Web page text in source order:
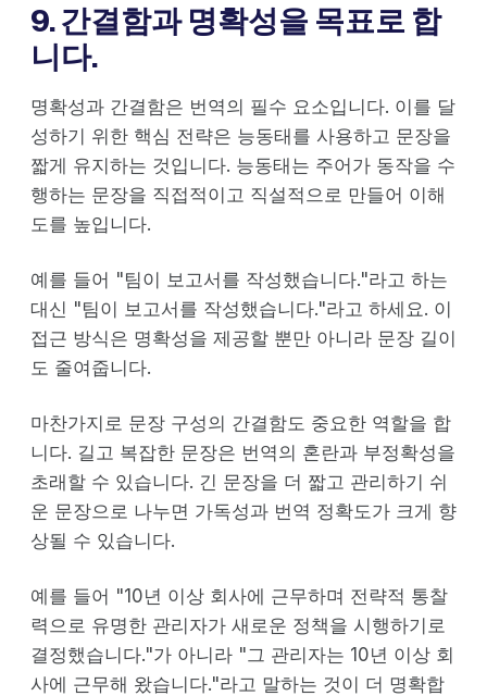
9. 간결함과 명확성을 목표로 합
니다.
명확성과 간결함은 번역의 필수 요소입니다. 이를 달
성하기 위한 핵심 전략은 능동태를 사용하고 문장을
짧게 유지하는 것입니다. 능동태는 주어가 동작을 수
행하는 문장을 직접적이고 직설적으로 만들어 이해
도를 높입니다.
예를 들어 "팀이 보고서를 작성했습니다."라고 하는
대신 "팀이 보고서를 작성했습니다."라고 하세요. 이
접근 방식은 명확성을 제공할 뿐만 아니라 문장 길이
도 줄여줍니다.
마찬가지로 문장 구성의 간결함도 중요한 역할을 합
니다. 길고 복잡한 문장은 번역의 혼란과 부정확성을
초래할 수 있습니다. 긴 문장을 더 짧고 관리하기 쉬
운 문장으로 나누면 가독성과 번역 정확도가 크게 향
상될 수 있습니다.
예를 들어 "10년 이상 회사에 근무하며 전략적 통찰
력으로 유명한 관리자가 새로운 정책을 시행하기로
결정했습니다."가 아니라 "그 관리자는 10년 이상 회
사에 근무해 왔습니다."라고 말하는 것이 더 명확합